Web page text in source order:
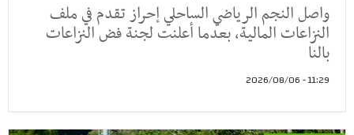
واصل النجم الرياضي الساحلي إحراز تقدم في ملف
النزاعات المالية، بعدما أعلنت لجنة فض النزاعات
بالنا
11:29 - 2026/08/06